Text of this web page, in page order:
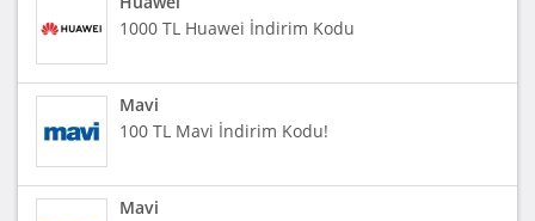
1000 TL Huawei İndirim Kodu
Mavi
100 TL Mavi İndirim Kodu!
Mavi